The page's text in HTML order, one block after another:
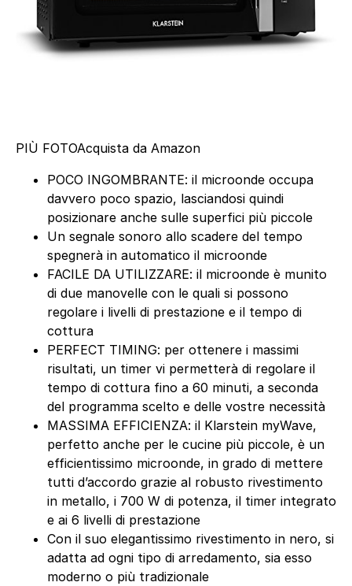
PIÙ FOTOAcquista da Amazon
POCO INGOMBRANTE: il microonde occupa
davvero poco spazio, lasciandosi quindi
posizionare anche sulle superfici più piccole
Un segnale sonoro allo scadere del tempo
spegnerà in automatico il microonde
FACILE DA UTILIZZARE: il microonde è munito
di due manovelle con le quali si possono
regolare i livelli di prestazione e il tempo di
cottura
PERFECT TIMING: per ottenere i massimi
risultati, un timer vi permetterà di regolare il
tempo di cottura fino a 60 minuti, a seconda
del programma scelto e delle vostre necessità
MASSIMA EFFICIENZA: il Klarstein myWave,
perfetto anche per le cucine più piccole, è un
efficientissimo microonde, in grado di mettere
tutti d’accordo grazie al robusto rivestimento
in metallo, i 700 W di potenza, il timer integrato
e ai 6 livelli di prestazione
Con il suo elegantissimo rivestimento in nero, si
adatta ad ogni tipo di arredamento, sia esso
moderno o più tradizionale